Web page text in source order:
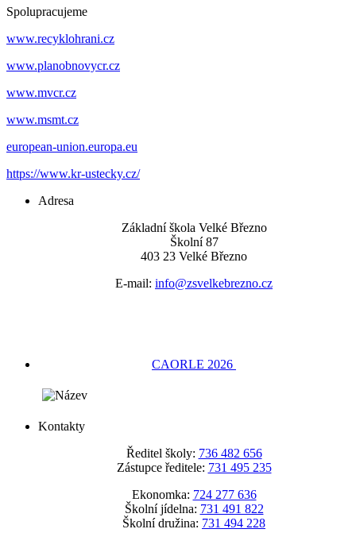
Spolupracujeme
www.recyklohrani.cz
www.planobnovycr.cz
www.mvcr.cz
www.msmt.cz
european-union.europa.eu
https://www.kr-ustecky.cz/
Adresa
Základní škola Velké Březno
Školní 87
403 23 Velké Březno
E-mail: info@zsvelkebrezno.cz
CAORLE 2026
Kontakty
Ředitel školy: 736 482 656
Zástupce ředitele: 731 495 235
Ekonomka: 724 277 636
Školní jídelna: 731 491 822
Školní družina: 731 494 228